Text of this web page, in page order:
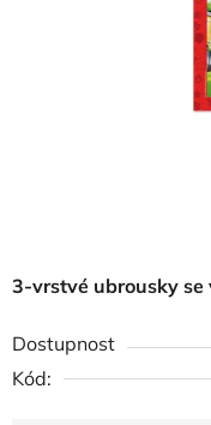
3-vrstvé ubrousky se
Dostupnost
Kód: